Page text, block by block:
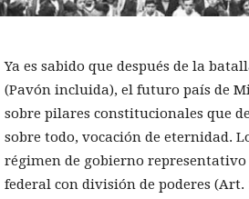
Ya es sabido que después de la
(Pavón incluida), el futuro país de
sobre pilares constitucionales que
sobre todo, vocación de eternidad.
régimen de gobierno
federal con división de poderes (Art.